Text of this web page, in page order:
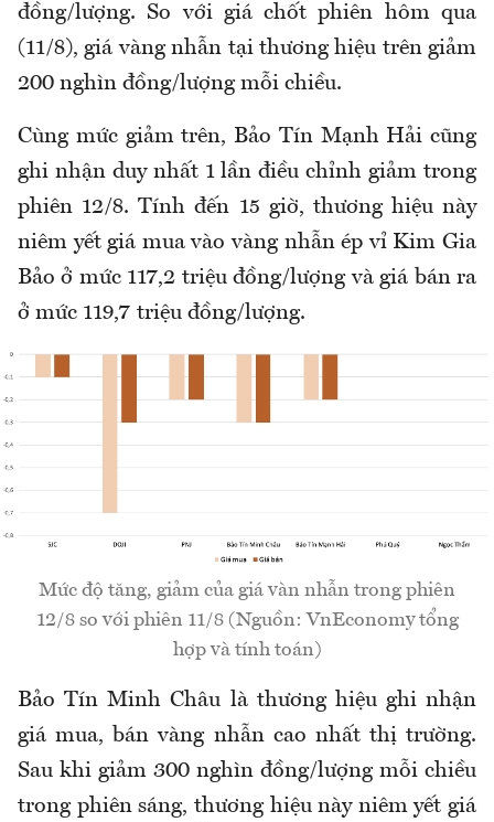
đồng/lượng. So với giá chốt phiên hôm qua
(11/8), giá vàng nhẫn tại thương hiệu trên giảm
200 nghìn đồng/lượng mỗi chiều.
Cùng mức giảm trên, Bảo Tín Mạnh Hải cũng
ghi nhận duy nhất 1 lần điều chỉnh giảm trong
phiên 12/8. Tính đến 15 giờ, thương hiệu này
niêm yết giá mua vào vàng nhẫn ép vỉ Kim Gia
Bảo ở mức 117,2 triệu đồng/lượng và giá bán ra
ở mức 119,7 triệu đồng/lượng.
Mức độ tăng, giảm của giá vàn nhẫn trong phiên
12/8 so với phiên 11/8 (Nguồn: VnEconomy tổng
hợp và tính toán)
Bảo Tín Minh Châu là thương hiệu ghi nhận
giá mua, bán vàng nhẫn cao nhất thị trường.
Sau khi giảm 300 nghìn đồng/lượng mỗi chiều
trong phiên sáng, thương hiệu này niêm yết giá